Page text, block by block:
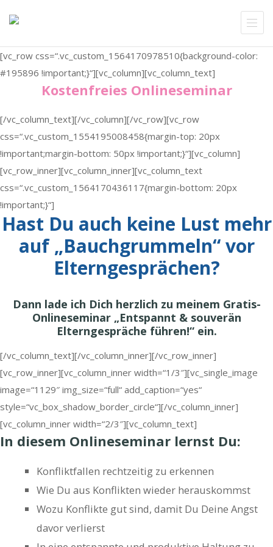
[vc_row css=“.vc_custom_1564170978510{background-color:
#195896 !important;}“][vc_column][vc_column_text]
Kostenfreies Onlineseminar
[/vc_column_text][/vc_column][/vc_row][vc_row
css=“.vc_custom_1554195008458{margin-top: 20px
!important;margin-bottom: 50px !important;}“][vc_column]
[vc_row_inner][vc_column_inner][vc_column_text
css=“.vc_custom_1564170436117{margin-bottom: 20px
!important;}“]
Hast Du auch keine Lust mehr
auf „Bauchgrummeln“ vor
Elterngesprächen?
Dann lade ich Dich herzlich zu meinem Gratis-
Onlineseminar „Entspannt & souverän
Elterngespräche führen!“ ein.
[/vc_column_text][/vc_column_inner][/vc_row_inner]
[vc_row_inner][vc_column_inner width=“1/3″][vc_single_image
image=“1129″ img_size=“full“ add_caption=“yes“
style=“vc_box_shadow_border_circle“][/vc_column_inner]
[vc_column_inner width=“2/3″][vc_column_text]
In diesem Onlineseminar lernst Du:
Konfliktfallen rechtzeitig zu erkennen
Wie Du aus Konflikten wieder herauskommst
Wozu Konflikte gut sind, damit Du Deine Angst
davor verlierst